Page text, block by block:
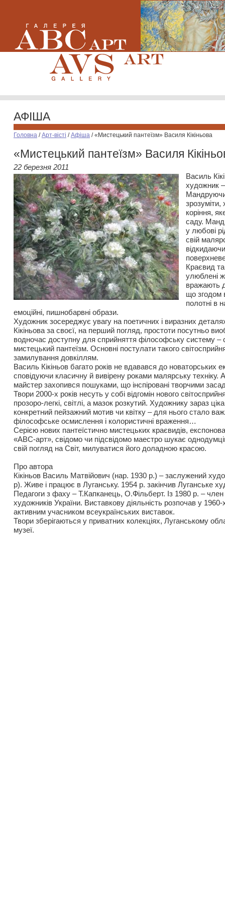
АФІША
Головна /Арт-вісті /Афіша /«Мистецький пантеїзм» Василя Кікіньова
«Мистецький пантеїзм» Василя
22 березня 2011
Василь
художник
зрозуміти,
коріння,
саду.
у любові
свій
Краєвид
улюблені
вражають
що згодом
полотні в
емоційні, пишнобарвні образи.
Художник зосереджує увагу на поетичних і виразних
Кікіньова за своєї, на перший погляд, простоти посутньо
водночас доступну для сприйняття філософську систему –
мистецький пантеїзм. Основні постулати такого
замилування довкіллям.
Василь Кікіньов багато років не вдавався до новаторських
сповідуючи класичну й вивірену роками малярську техніку.
майстер захопився пошуками, що інспіровані творчими
Твори 2000-х років несуть у собі відгомін нового
прозоро-легкі, світлі, а мазок розкутий. Художнику зараз
конкретний пейзажний мотив чи квітку – для нього стало
філософське осмислення і колористичні враження…
Серією нових пантеїстично мистецьких краєвидів,
«АВС-арт», свідомо чи підсвідомо маестро шукає
свій погляд на Світ, милуватися його доладною красою.
Про автора
Кікіньов Василь Матвійович (нар. 1930 р.) – заслужений
р). Живе і працює в Луганську. 1954 р. закінчив Луганське
Педагоги з фаху – Т.Капканець, О.Фільберт. Із 1980 р. – член
художників України. Виставкову діяльність розпочав у
активним учасником всеукраїнських виставок.
Твори зберігаються у приватних колекціях, Луганському
музеї.